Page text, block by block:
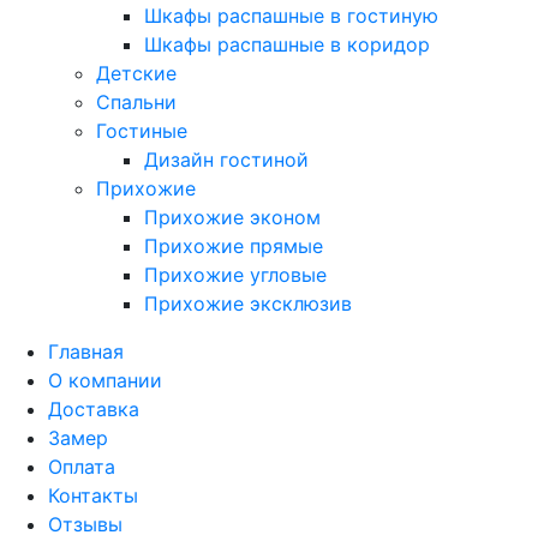
Шкафы распашные в гостиную
Шкафы распашные в коридор
Детские
Спальни
Гостиные
Дизайн гостиной
Прихожие
Прихожие эконом
Прихожие прямые
Прихожие угловые
Прихожие эксклюзив
Главная
О компании
Доставка
Замер
Оплата
Контакты
Отзывы